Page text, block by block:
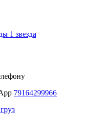
1 звезда
79164299966